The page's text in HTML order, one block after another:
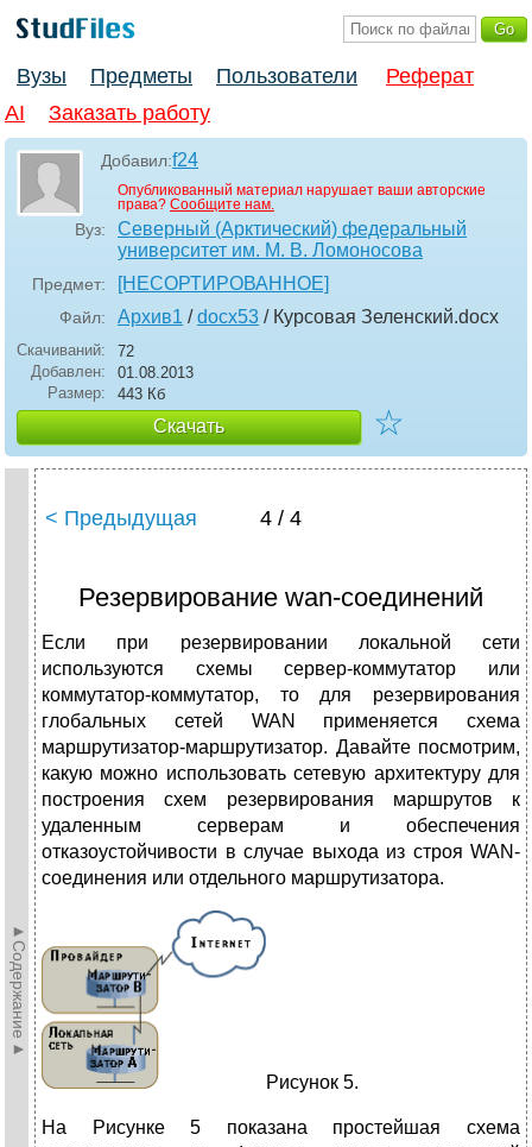
Вузы Предметы Пользователи
Реферат
AI
Заказать работу
Добавил:f24
Опубликованный материал нарушает ваши авторские
права? Сообщите нам.
Вуз:
Северный (Арктический) федеральный
университет им. М. В. Ломоносова
Предмет: [НЕСОРТИРОВАННОЕ]
Файл: Архив1 /docx53 / Курсовая Зеленский.docx
Скачиваний:
72
Добавлен:
01.08.2013
Размер:
443 Кб
Скачать ☆
►Содержание►
< Предыдущая 4 / 4
Резервирование wan-соединений
Если при резервировании локальной сети
используются схемы сервер-коммутатор или
коммутатор-коммутатор, то для резервирования
глобальных сетей WAN применяется схема
маршрутизатор-маршрутизатор. Давайте посмотрим,
какую можно использовать сетевую архитектуру для
построения схем резервирования маршрутов к
удаленным серверам и обеспечения
отказоустойчивости в случае выхода из строя WAN-
соединения или отдельного маршрутизатора.
Рисунок 5.
На Рисунке 5 показана простейшая схема